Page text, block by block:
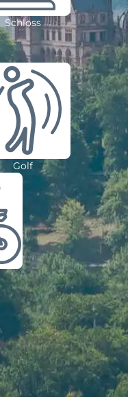
Schloss
Golf